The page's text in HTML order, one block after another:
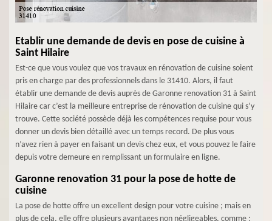
Etablir une demande de devis en pose de cuisine à
Saint Hilaire
Est-ce que vous voulez que vos travaux en rénovation de cuisine soient
pris en charge par des professionnels dans le 31410. Alors, il faut
établir une demande de devis auprès de Garonne renovation 31 à Saint
Hilaire car c’est la meilleure entreprise de rénovation de cuisine qui s’y
trouve. Cette société possède déjà les compétences requise pour vous
donner un devis bien détaillé avec un temps record. De plus vous
n’avez rien à payer en faisant un devis chez eux, et vous pouvez le faire
depuis votre demeure en remplissant un formulaire en ligne.
Garonne renovation 31 pour la pose de hotte de
cuisine
La pose de hotte offre un excellent design pour votre cuisine ; mais en
plus de cela, elle offre plusieurs avantages non négligeables, comme :